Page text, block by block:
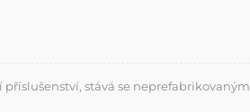
stává se neprefabrikovaným